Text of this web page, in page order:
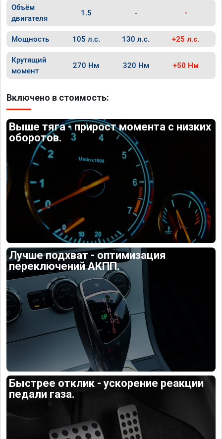
Объём
двигателя
1.5 - -
Мощность 105 л.с. 130 л.с. +25 л.с.
Крутящий
момент
270 Нм 320 Нм +50 Нм
Включено в стоимость:
Выше тяга - прирост момента с низких
оборотов.
Лучше подхват - оптимизация
переключений АКПП.
Быстрее отклик - ускорение реакции
педали газа.